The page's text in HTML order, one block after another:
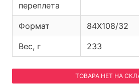
переплета
Формат 84Х108/32
Вес, г 233
ТОВАРА НЕТ НА